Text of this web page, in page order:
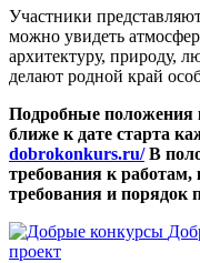
Участники
можно увидеть
архитектуру, природу,
делают родной край
Подробные положения
ближе к дате старта
dobrokonkurs.ru/В
требования к работам,
требования и порядок
проект